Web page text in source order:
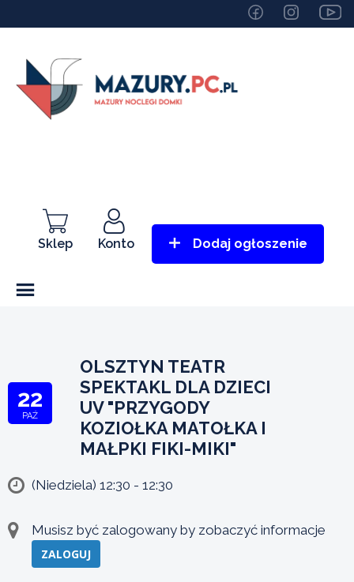
Sklep Konto Dodaj ogłoszenie
22
PAŹ
OLSZTYN TEATR
SPEKTAKL DLA DZIECI
UV "PRZYGODY
KOZIOŁKA MATOŁKA I
MAŁPKI FIKI-MIKI"
(Niedziela) 12:30 - 12:30
Musisz być zalogowany by zobaczyć informacje
ZALOGUJ